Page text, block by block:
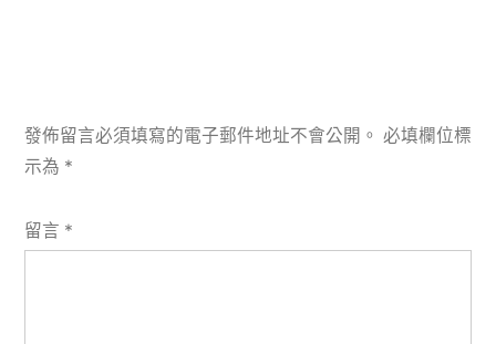
發佈留言必須填寫的電子郵件地址不會公開。 必填欄位標
示為 *
留言 *